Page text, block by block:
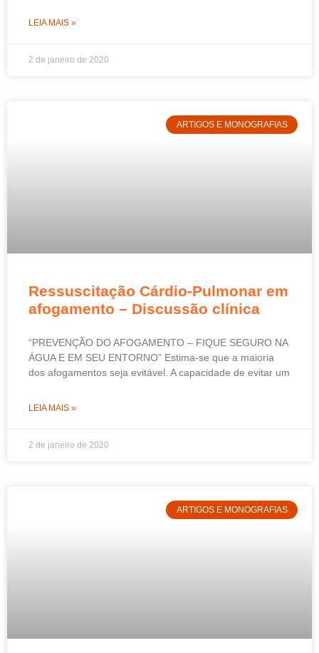
LEIA MAIS »
2 de janeiro de 2020
ARTIGOS E MONOGRAFIAS
Ressuscitação Cárdio-Pulmonar em
afogamento – Discussão clínica
“PREVENÇÃO DO AFOGAMENTO – FIQUE SEGURO NA
ÁGUA E EM SEU ENTORNO” Estima-se que a maioria
dos afogamentos seja evitável. A capacidade de evitar um
LEIA MAIS »
2 de janeiro de 2020
ARTIGOS E MONOGRAFIAS